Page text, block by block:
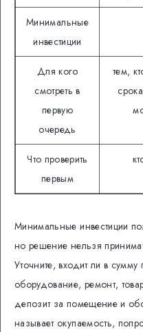
Минимальные
инвестиции
Для кого
смотреть в
первую
очередь
тем,
Что проверить
первым
Минимальные инвестиции
но решение нельзя
Уточните, входит ли в
оборудование, ремонт,
депозит за помещение и
называет окупаемость,